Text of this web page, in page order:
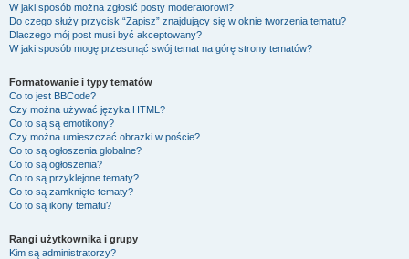
W jaki sposób można zgłosić posty moderatorowi?
Do czego służy przycisk “Zapisz” znajdujący się w oknie tworzenia tematu?
Dlaczego mój post musi być akceptowany?
W jaki sposób mogę przesunąć swój temat na górę strony tematów?
Formatowanie i typy tematów
Co to jest BBCode?
Czy można używać języka HTML?
Co to są są emotikony?
Czy można umieszczać obrazki w poście?
Co to są ogłoszenia globalne?
Co to są ogłoszenia?
Co to są przyklejone tematy?
Co to są zamknięte tematy?
Co to są ikony tematu?
Rangi użytkownika i grupy
Kim są administratorzy?